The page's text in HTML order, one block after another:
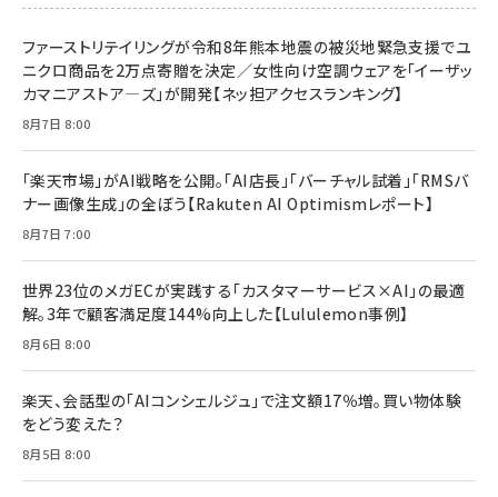
￥1,815
マーケティングの真実 P&G・グリコで学んだ失敗
￥2,200
anan(アンアン)2026/07/08号 No.2502[2026
年後半、あなたの恋と運命／山田涼介]
￥880
ママ投資家が育休中に１億貯めた株式投資
￥1,870
￥1,980
￥2,750
フィードバック経営 「沈黙の組織」から「高め合う
Amazonランキングをもっと見る
ファーストリテイリングが令和8年熊本地震の被災地緊急支援でユ
ニクロ商品を2万点寄贈を決定／女性向け空調ウェアを「イーザッ
カマニアストア―ズ」が開発【ネッ担アクセスランキング】
8月7日 8:00
「楽天市場」がAI戦略を公開。「AI店長」「バーチャル試着」「RMSバ
ナー画像生成」の全ぼう【Rakuten AI Optimismレポート】
8月7日 7:00
世界23位のメガECが実践する「カスタマーサービス×AI」の最適
解。3年で顧客満足度144%向上した【Lululemon事例】
8月6日 8:00
楽天、会話型の「AIコンシェルジュ」で注文額17％増。買い物体験
をどう変えた？
8月5日 8:00